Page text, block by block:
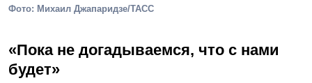
Фото: Михаил Джапаридзе/ТАСС
«Пока не догадываемся, что с нами
будет»